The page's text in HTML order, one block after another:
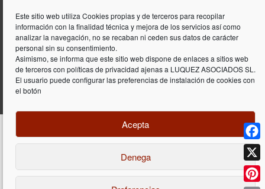
Este sitio web utiliza Cookies propias y de terceros para recopilar
información con la finalidad técnica y mejora de los servicios así como
analizar la navegación, no se recaban ni ceden sus datos de carácter
personal sin su consentimiento.
Asimismo, se informa que este sitio web dispone de enlaces a sitios web
de terceros con políticas de privacidad ajenas a LUQUEZ ASOCIADOS SL.
El usuario puede configurar las preferencias de instalación de cookies con
el botón
Acepta
Denega
Diseño y programación web porDieres.com
| Lúquez Associats SL | ©
X